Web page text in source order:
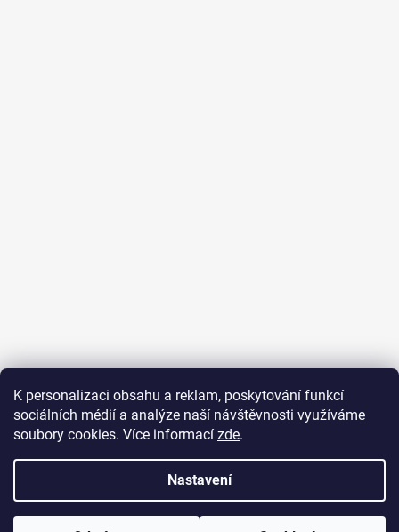
K personalizaci obsahu a reklam, poskytování funkcí
sociálních médií a analýze naší návštěvnosti využíváme
soubory cookies. Více informací zde.
Nastavení
Vytvořil Shoptet